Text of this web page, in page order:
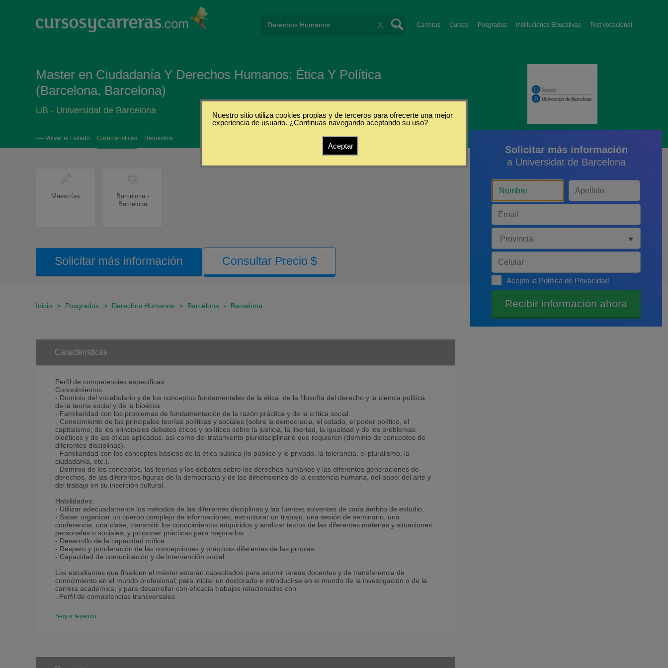
Carreras Cursos Posgrados Instituciones Educativas Test Vocacional
X
Master en Ciudadanía Y Derechos Humanos: Ética Y Política
(Barcelona, Barcelona)
UB - Universidat de Barcelona
‹— Volver al Listado Caracteristicas Requisitos
Maestrías
Barcelona -
Barcelona
Solicitar más información Consultar Precio $
Inicio > Posgrados > Derechos Humanos > Barcelona - Barcelona
Caracteristicas
Perfil de competencies específicas
Conocimientos:
- Dominio del vocabulario y de los conceptos fundamentales de la ética, de la filosofía del derecho y la ciencia política,
de la teoría social y de la bioética.
- Familiaridad con los problemas de fundamentación de la razón práctica y de la crítica social.
- Conocimiento de las principales teorías políticas y sociales (sobre la democracia, el estado, el poder político, el
capitalismo; de los principales debates éticos y políticos sobre la justicia, la libertad, la igualdad y de los problemas
bioéticos y de las éticas aplicadas, así como del tratamiento pluridisciplinario que requieren (dominio de conceptos de
diferentes disciplinas).
- Familiaridad con los conceptos básicos de la ética pública (lo público y lo privado, la tolerancia, el pluralismo, la
ciudadanía, etc.).
- Dominio de los conceptos, las teorías y los debates sobre los derechos humanos y las diferentes generaciones de
derechos, de las diferentes figuras de la democracia y de las dimensiones de la existencia humana, del papel del arte y
del trabajo en su inserción cultural.
Habilidades:
- Utilizar adecuadamente los métodos de las diferentes disciplinas y las fuentes solventes de cada ámbito de estudio.
- Saber organizar un cuerpo complejo de informaciones; estructurar un trabajo, una sesión de seminario, una
conferencia, una clase; transmitir los conocimientos adquiridos y analizar textos de las diferentes materias y situaciones
personales o sociales, y proponer prácticas para mejorarlos.
- Desarrollo de la capacidad crítica.
- Respeto y ponderación de las concepciones y prácticas diferentes de las propias.
- Capacidad de comunicación y de intervención social.
Los estudiantes que finalicen el máster estarán capacitados para asumir tareas docentes y de transferencia de
conocimiento en el mundo profesional; para iniciar un doctorado e introducirse en el mundo de la investigación o de la
carrera académica; y para desarrollar con eficacia trabajos relacionados con
..Perfil de competencias transversales
- Capacidad de análisis y resolución de problemas complejos.
- Capacidad para la crítica y la autocrítica, y para interpretar y analizar su propia práctica, y, de este modo, adaptarse a
Seguir leyendo
Solicitar más información
a Universidat de Barcelona
Acepto la Política de Privacidad
Nuestro sitio utiliza cookies propias y de terceros para ofrecerte una mejor
experiencia de usuario. ¿Continuas navegando aceptando su uso?
Aceptar